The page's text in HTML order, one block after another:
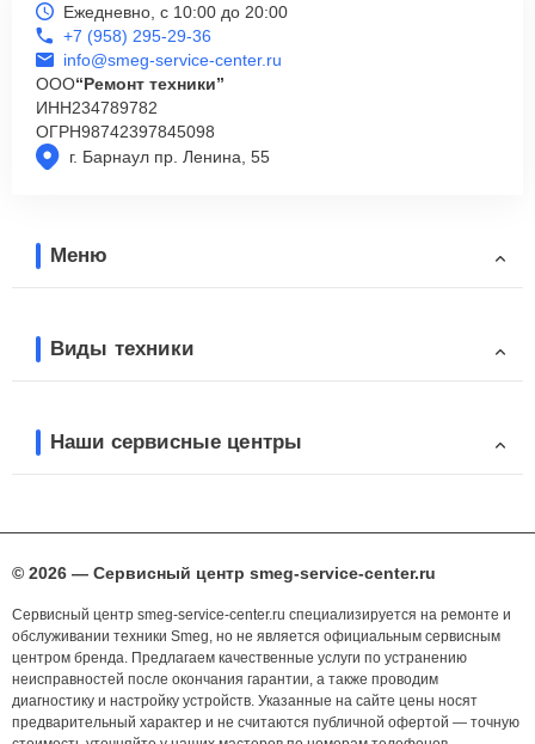
г. Барнаул пр. Ленина, 55
Ежедневно, с 10:00 до 20:00
+7 (958) 295-29-36
info@smeg-service-center.ru
ООО“Ремонт техники”
ИНН234789782
ОГРН98742397845098
Меню
Виды техники
Наши сервисные центры
© 2026 — Сервисный центр smeg-service-center.ru
Сервисный центр smeg-service-center.ru специализируется на ремонте и
обслуживании техники Smeg, но не является официальным сервисным
центром бренда. Предлагаем качественные услуги по устранению
неисправностей после окончания гарантии, а также проводим
диагностику и настройку устройств. Указанные на сайте цены носят
предварительный характер и не считаются публичной офертой — точную